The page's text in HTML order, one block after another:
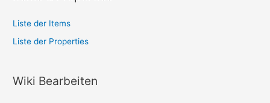
Liste der Items
Liste der Properties
Wiki Bearbeiten